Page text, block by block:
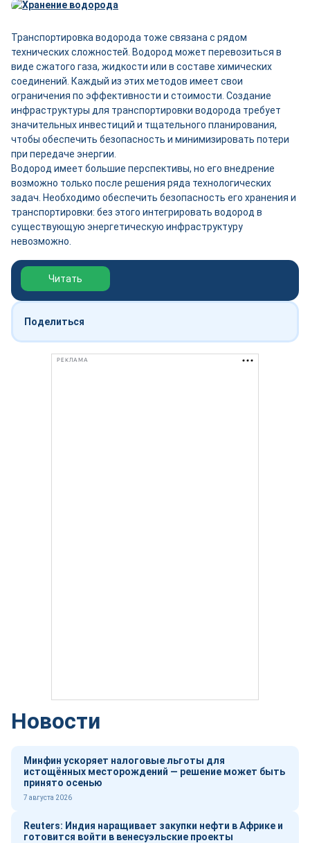
Транспортировка водорода тоже связана с рядом
технических сложностей. Водород может перевозиться в
виде сжатого газа, жидкости или в составе химических
соединений. Каждый из этих методов имеет свои
ограничения по эффективности и стоимости. Создание
инфраструктуры для транспортировки водорода требует
значительных инвестиций и тщательного планирования,
чтобы обеспечить безопасность и минимизировать потери
при передаче энергии.
Водород имеет большие перспективы, но его внедрение
возможно только после решения ряда технологических
задач. Необходимо обеспечить безопасность его хранения и
транспортировки: без этого интегрировать водород в
существующую энергетическую инфраструктуру
невозможно.
Обзор выставки Нефтегаз-2026
Читать
Поделиться
РЕКЛАМА
Новости
Минфин ускоряет налоговые льготы для
истощённых месторождений — решение может быть
принято осенью
7 августа 2026
Reuters: Индия наращивает закупки нефти в Африке и
готовится войти в венесуэльские проекты